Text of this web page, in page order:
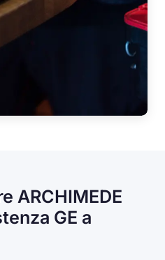
ARCHIMEDE
GE a